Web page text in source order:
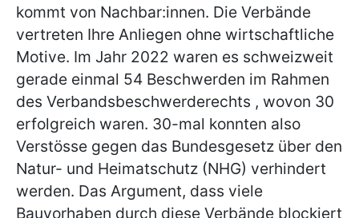
kommt von Nachbar:innen. Die Verbände
vertreten Ihre Anliegen ohne wirtschaftliche
Motive. Im Jahr 2022 waren es schweizweit
gerade einmal 54 Beschwerden im Rahmen
des Verbandsbeschwerderechts , wovon 30
erfolgreich waren. 30-mal konnten also
Verstösse gegen das Bundesgesetz über den
Natur- und Heimatschutz (NHG) verhindert
werden. Das Argument, dass viele
Bauvorhaben durch diese Verbände blockiert